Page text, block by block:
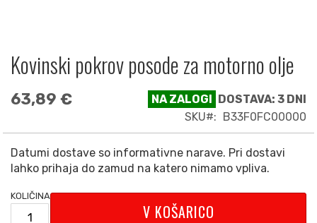
Kovinski pokrov posode za motorno olje
63,89 € NA ZALOGI DOSTAVA: 3 DNI
SKU
B33F0FC00000
Datumi dostave so informativne narave. Pri dostavi
lahko prihaja do zamud na katero nimamo vpliva.
KOLIČINA
V KOŠARICO
Preskoči
na
začetek
galerije